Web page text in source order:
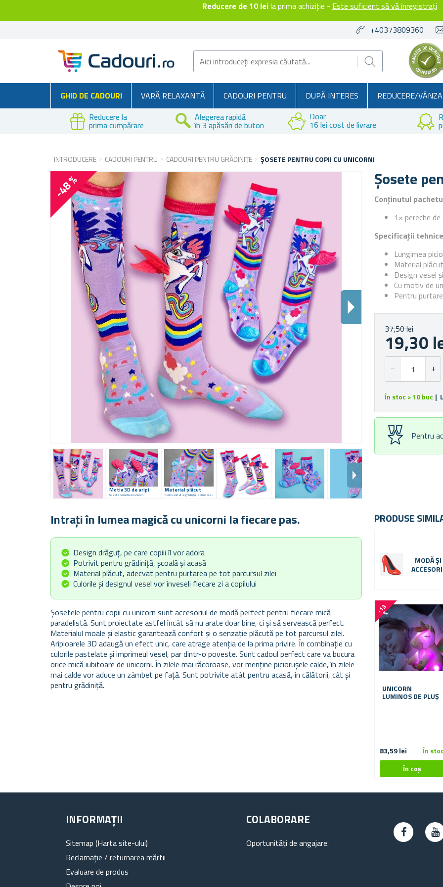
Reducere de 10 leila prima achiziție - Este suficient să vă înregistrați
+40373809360
GHID DE CADOURI VARĂ RELAXANTĂ CADOURI PENTRU DUPĂ INTERES REDUCERE/
Reducere la
prima cumpărare
Alegerea rapidă
în 3 apăsări de buton
Doar
16 lei cost de livrare
INTRODUCERE CADOURI PENTRU CADOURI PENTRU GRĂDINIȚE ȘOSETE PENTRU COPII CU UNICORNI
Șosete
-48 %
Motiv 3D de aripi
Șosete cu motiv de unicorn
Material plăcut
Pentru purtat la grădiniță, la plimbare sau acasă
Conținutul
1× pereche
Specificații tehnice
Lungimea
Material plăcut
Design vesel
Cu motiv de
Pentru
37,50 lei
19,30
În stoc > 10 buc |
Pentru
Intrați în lumea magică cu unicorni la fiecare pas.
Design drăguț, pe care copiii îl vor adora
Potrivit pentru grădiniță, școală și acasă
Material plăcut, adecvat pentru purtarea pe tot parcursul zilei
Culorile și designul vesel vor înveseli fiecare zi a copilului
Șosetele pentru copii cu unicorn sunt accesoriul de modă perfect pentru fiecare mică
paradelistă. Sunt proiectate astfel încât să nu arate doar bine, ci și să servească perfect.
Materialul moale și elastic garantează confort și o senzație plăcută pe tot parcursul zilei.
Aripioarele 3D adaugă un efect unic, care atrage atenția de la prima privire. În combinație cu
culorile pastelate și imprimeul vesel, par dintr-o poveste. Sunt cadoul perfect care va bucura
orice mică iubitoare de unicorni. În zilele mai răcoroase, vor menține piciorușele calde, în zilele
mai calde vor aduce un zâmbet pe față. Sunt potrivite atât pentru acasă, în călătorii, cât și
pentru grădiniță.
PRODUSE
MODĂ ȘI
-
1
3
%
UNICORN
LUMINOS DE PLUȘ
83,59 lei În stoc
INFORMAȚII
Sitemap (Harta site-ului)
Reclamație / returnarea mărfii
Evaluare de produs
COLABORARE
Oportunități de angajare.